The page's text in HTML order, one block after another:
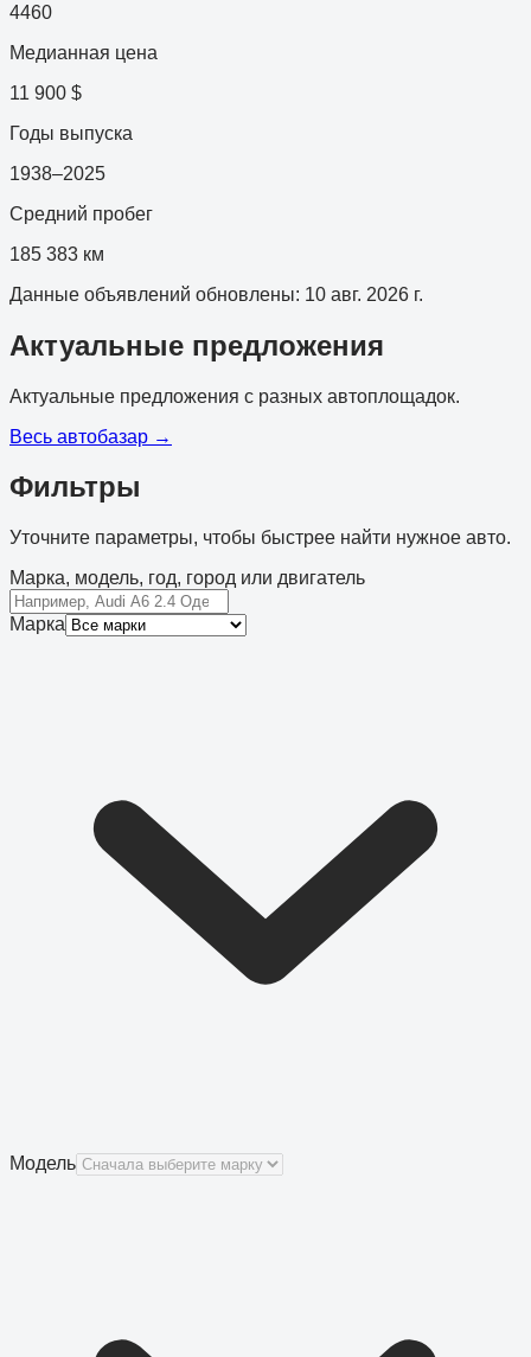
4460
Медианная цена
11 900 $
Годы выпуска
1938–2025
Средний пробег
185 383 км
Данные объявлений обновлены: 10 авг. 2026 г.
Актуальные предложения
Актуальные предложения с разных автоплощадок.
Весь автобазар →
Фильтры
Уточните параметры, чтобы быстрее найти нужное авто.
Марка, модель, год, город или двигатель
Марка
Модель